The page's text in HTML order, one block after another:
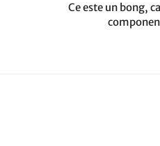
Ce este un bong,